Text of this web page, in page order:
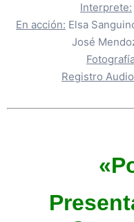
Interprete:
En acción: Elsa
José
Registro